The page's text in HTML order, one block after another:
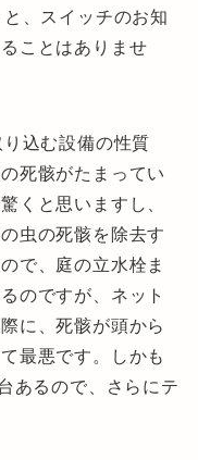
、スイッチのお知
ことはありませ
込む設備の性質
死骸がたまってい
くと思いますし、
虫の死骸を除去す
で、庭の立水栓ま
のですが、ネット
に、死骸が頭から
最悪です。しかも
あるので、さらにテ